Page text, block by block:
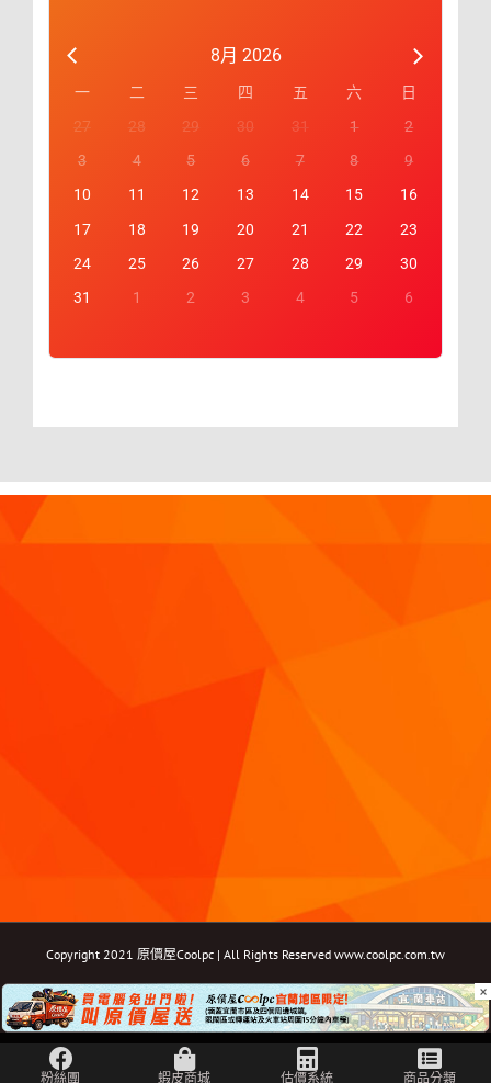
8月 2026
一 二 三 四 五 六
日
27
28 29 30 31 1
2
3
4 5 6 7 8
9
10
11 12 13 14 15
16
17
18 19 20 21 22
23
24
25 26 27 28 29
30
31
1 2 3 4 5 6
Copyright 2021 原價屋Coolpc | All Rights Reserved www.coolpc.com.tw
FacebookInstagramYouTubeTwitterEmail: ×